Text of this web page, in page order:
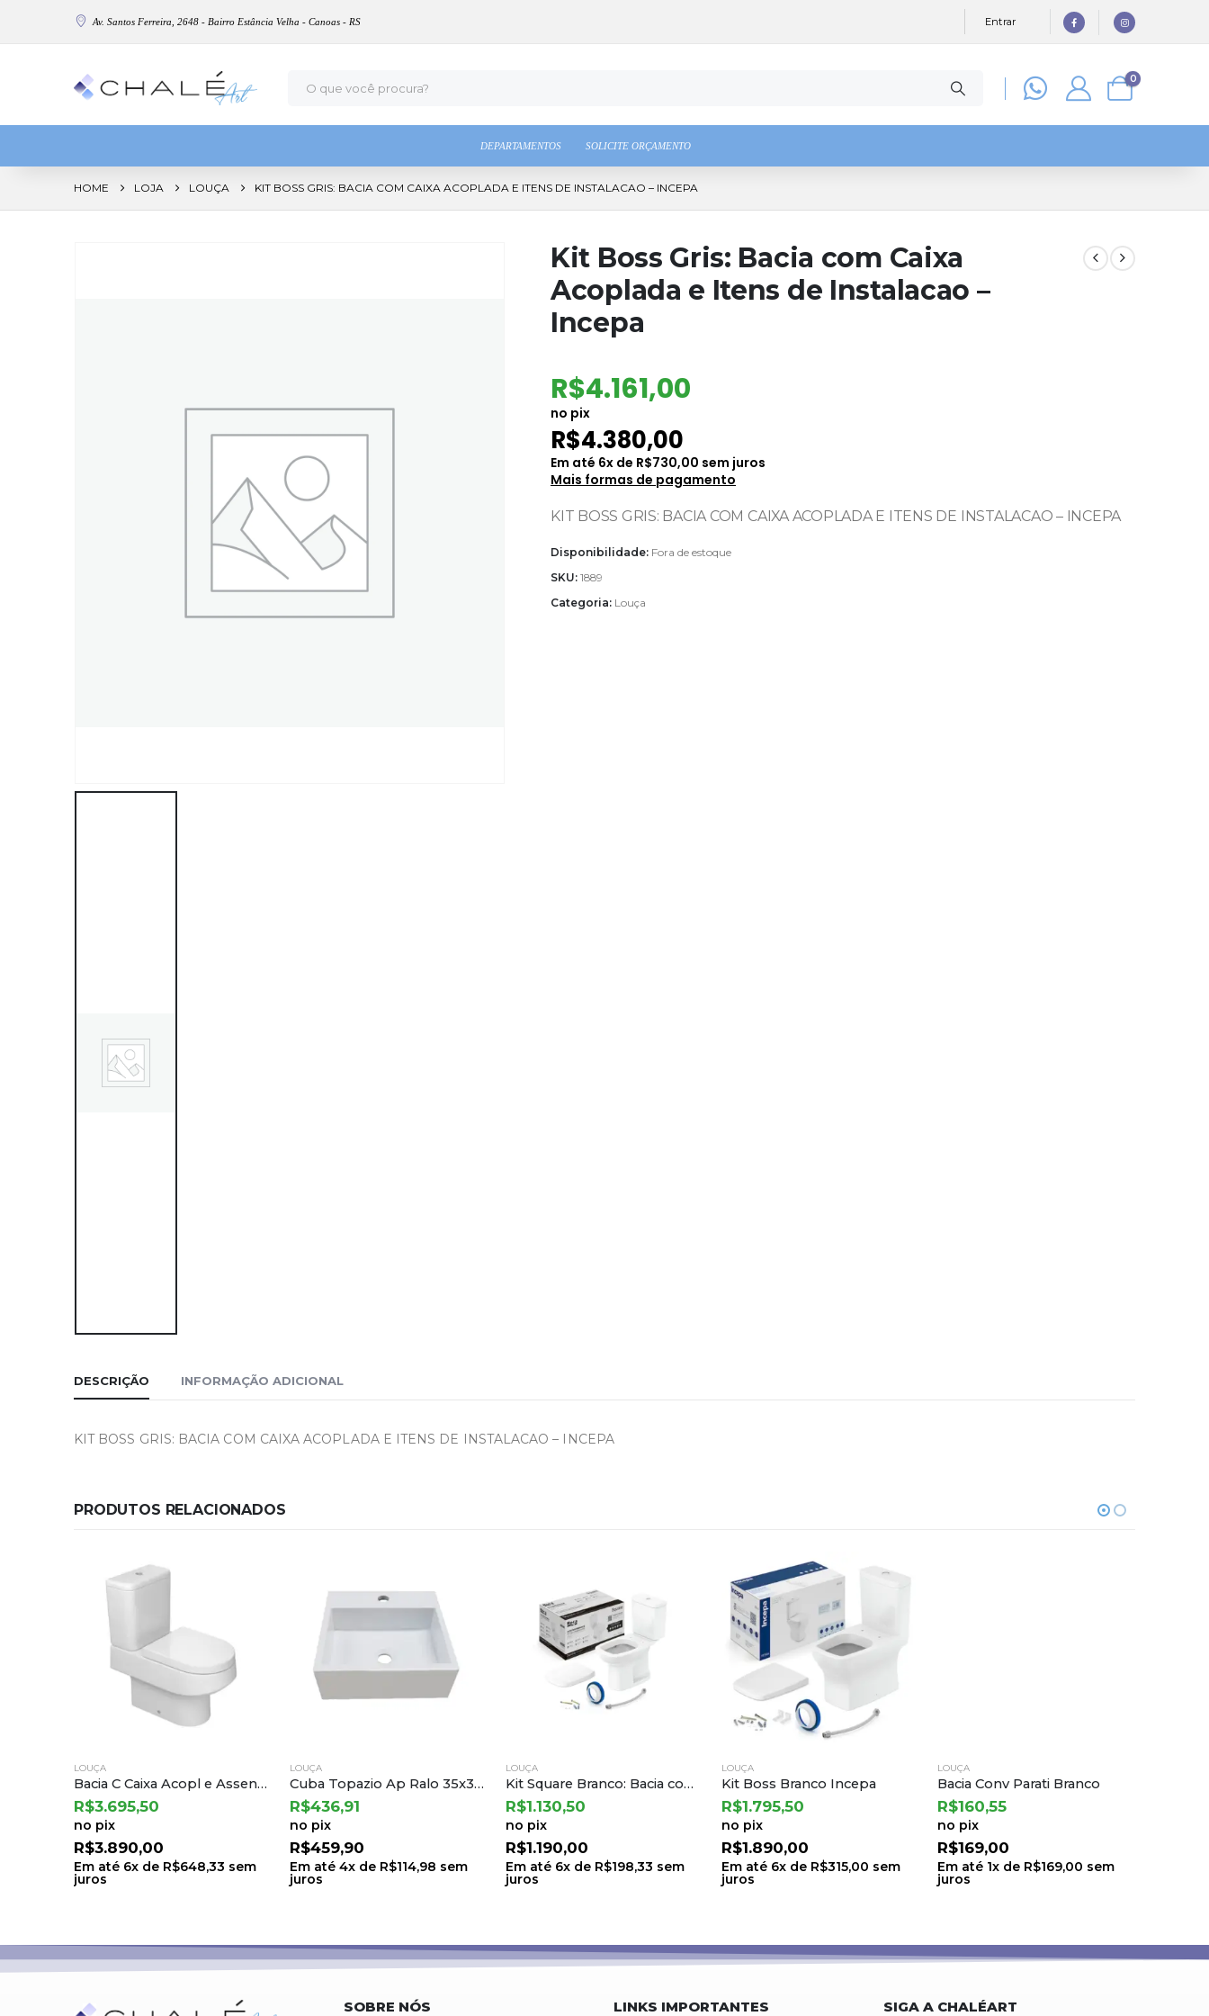
Av. Santos Ferreira, 2648 - Bairro Estância Velha - Canoas - RS Entrar
0
DEPARTAMENTOS SOLICITE ORÇAMENTO
HOME LOJA LOUÇA KIT BOSS GRIS: BACIA COM CAIXA ACOPLADA E ITENS DE INSTALACAO – INCEPA
Kit Boss Gris: Bacia com Caixa
Acoplada e Itens de Instalacao –
Incepa
R$4.161,00
no pix
R$4.380,00
Em até 6x de R$730,00 sem juros
Mais formas de pagamento
KIT BOSS GRIS: BACIA COM CAIXA ACOPLADA E ITENS DE INSTALACAO – INCEPA
Disponibilidade: Fora de estoque
SKU: 1889
Categoria: Louça
DESCRIÇÃO INFORMAÇÃO ADICIONAL
KIT BOSS GRIS: BACIA COM CAIXA ACOPLADA E ITENS DE INSTALACAO – INCEPA
PRODUTOS RELACIONADOS
LOUÇA
Bacia C Caixa Acopl e Assento Termofixo Carrara/nuova Branco Gelo – Deca
R$3.695,50
no pix
R$3.890,00
Em até 6x de R$648,33 sem
juros
LOUÇA
Cuba Topazio Ap Ralo 35x35x12 Br Venturi 01.01.011
R$436,91
no pix
R$459,90
Em até 4x de R$114,98 sem
juros
LOUÇA
Kit Square Branco: Bacia com Caixa Acoplada e Itens de Instalacao – Incepa
R$1.130,50
no pix
R$1.190,00
Em até 6x de R$198,33 sem
juros
LOUÇA
Kit Boss Branco Incepa
R$1.795,50
no pix
R$1.890,00
Em até 6x de R$315,00 sem
juros
LOUÇA
Bacia Conv Parati Branco
R$160,55
no pix
R$169,00
Em até 1x de R$169,00 sem
juros
SOBRE NÓS LINKS IMPORTANTES SIGA A CHALÉART